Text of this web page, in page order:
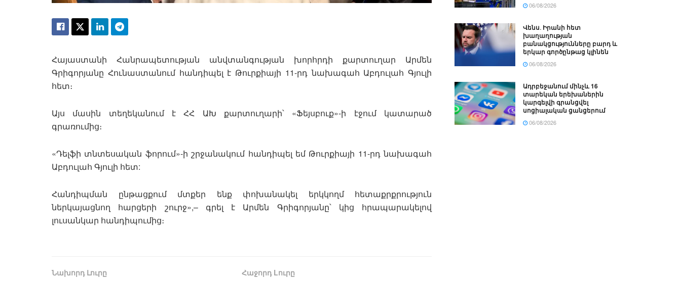
Հայաստանի Հանրապետության անվտանգության խորհրդի քարտուղար Արմեն
Գրիգորյանը Հունաստանում հանդիպել է Թուրքիայի 11-րդ նախագահ Աբդուլահ Գյուլի
հետ։
Այս մասին տեղեկանում է ՀՀ ԱԽ քարտուղարի՝ «Ֆեյսբուք»-ի էջում կատարած
գրառումից։
«Դելֆի տնտեսական ֆորում»-ի շրջանակում հանդիպել եմ Թուրքիայի 11-րդ նախագահ
Աբդուլահ Գյուլի հետ:
Հանդիպման ընթացքում մտքեր ենք փոխանակել երկկողմ հետաքրքրություն
ներկայացնող հարցերի շուրջ»,– գրել է Արմեն Գրիգորյանը՝ կից հրապարակելով
լուսանկար հանդիպումից։
Նախորդ Լուրը Հաջորդ Lուրը
06/08/2026
Վենս․ Իրանի հետ
խաղաղության
բանակցությունները բարդ և
երկար գործընթաց կլինեն
06/08/2026
Ադրբեջանում մինչև 16
տարեկան երեխաներին
կարգելվի գրանցվել
սոցիալական ցանցերում
06/08/2026